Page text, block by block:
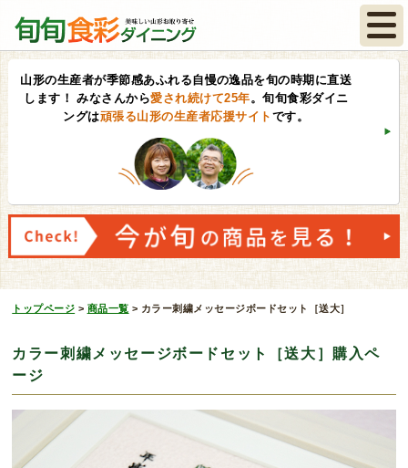
山形の生産者が季節感あふれる自慢の逸品を旬の時期に直送
します！ みなさんから愛され続けて25年。旬旬食彩ダイニ
ングは頑張る山形の生産者応援サイト です。
トップページ > 商品一覧 > カラー刺繍メッセージボードセット［送大］
カラー刺繍メッセージボードセット［送大］購入ペ
ージ